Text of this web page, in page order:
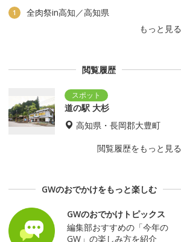
1
全肉祭in高知／高知県
もっと見る
閲覧履歴
道の駅 大杉
高知県・長岡郡大豊町
閲覧履歴をもっと見る
GWのおでかけをもっと楽しむ
GWのおでかけトピックス
編集部おすすめの「今年の
GW」の楽しみ方を紹介